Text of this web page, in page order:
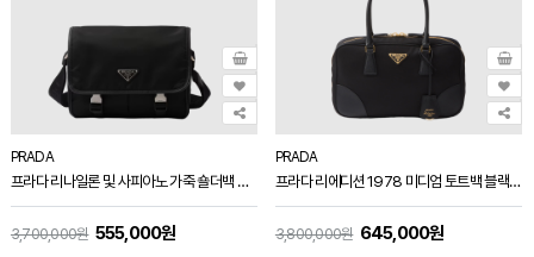
PRADA
프라다 리나일론 및 사피아노 가죽 숄더백 블랙 2VD769
3,700,000원 555,000원
PRADA
프라다 리에디션 1978 미디엄 토트백 블랙 1BB115
3,800,000원 645,000원